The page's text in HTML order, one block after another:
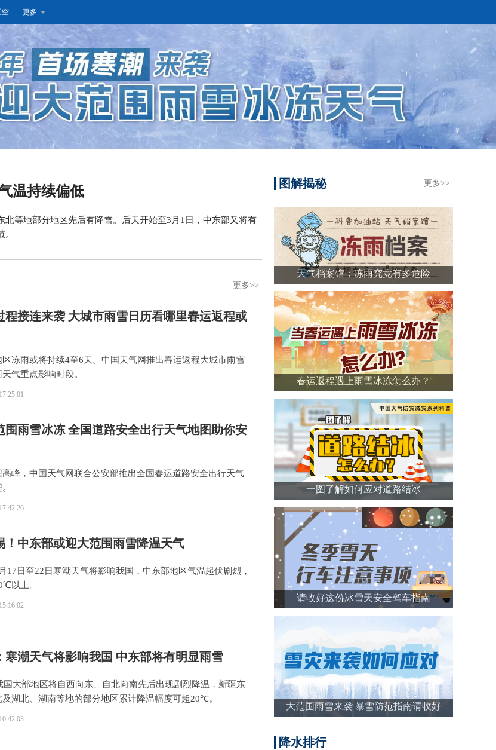
空 更多
温持续偏低
等地部分地区先后有降雪。后天开始至3月1日，中东部又将有
更多>>
程接连来袭 大城市雨雪日历看哪里春运返程或
冻雨或将持续4至6天。中国天气网推出春运返程大城市雨雪
气重点影响时段。
围雨雪冰冻 全国道路安全出行天气地图助你安
峰，中国天气网联合公安部推出全国春运道路安全出行天气
！中东部或迎大范围雨雪降温天气
17日至22日寒潮天气将影响我国，中东部地区气温起伏剧烈，
以上。
寒潮天气将影响我国 中东部将有明显雨雪
国大部地区将自西向东、自北向南先后出现剧烈降温，新疆东
湖北、湖南等地的部分地区累计降温幅度可超20℃。
图解揭秘 更多>>
天气档案馆：冻雨究竟有多危险
春运返程遇上雨雪冰冻怎么办？
一图了解如何应对道路结冰
请收好这份冰雪天安全驾车指南
大范围雨雪来袭 暴雪防范指南请收好
降水排行